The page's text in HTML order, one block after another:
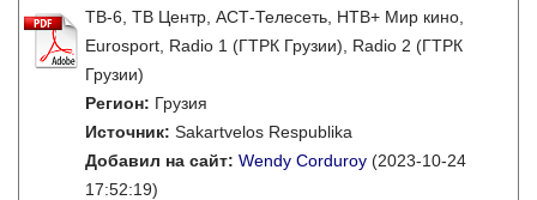
ТВ-6, ТВ Центр, АСТ-Телесеть, НТВ+ Мир кино,
Eurosport, Radio 1 (ГТРК Грузии), Radio 2 (ГТРК
Грузии)
Регион: Грузия
Источник: Sakartvelos Respublika
Добавил на сайт: Wendy Corduroy (2023-10-24
17:52:19)